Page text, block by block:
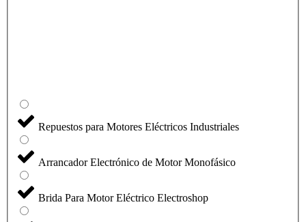
Repuestos para Motores Eléctricos Industriales
Arrancador Electrónico de Motor Monofásico
Brida Para Motor Eléctrico Electroshop